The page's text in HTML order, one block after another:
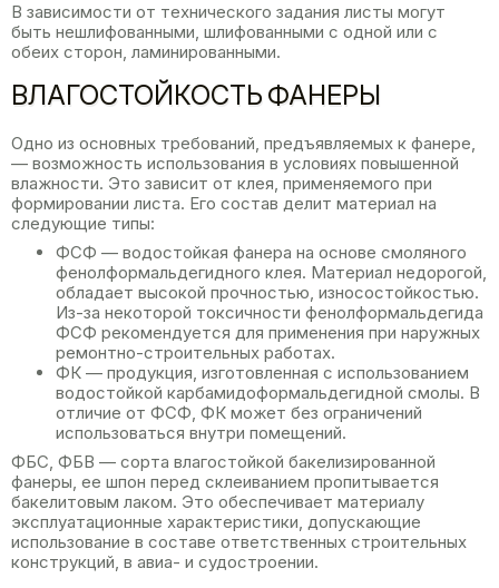
В зависимости от технического задания листы могут
быть нешлифованными, шлифованными с одной или с
обеих сторон, ламинированными.
ВЛАГОСТОЙКОСТЬ ФАНЕРЫ
Одно из основных требований, предъявляемых к фанере,
— возможность использования в условиях повышенной
влажности. Это зависит от клея, применяемого при
формировании листа. Его состав делит материал на
следующие типы:
ФСФ — водостойкая фанера на основе смоляного
фенолформальдегидного клея. Материал недорогой,
обладает высокой прочностью, износостойкостью.
Из-за некоторой токсичности фенолформальдегида
ФСФ рекомендуется для применения при наружных
ремонтно-строительных работах.
ФК — продукция, изготовленная с использованием
водостойкой карбамидоформальдегидной смолы. В
отличие от ФСФ, ФК может без ограничений
использоваться внутри помещений.
ФБС, ФБВ — сорта влагостойкой бакелизированной
фанеры, ее шпон перед склеиванием пропитывается
бакелитовым лаком. Это обеспечивает материалу
эксплуатационные характеристики, допускающие
использование в составе ответственных строительных
конструкций, в авиа- и судостроении.